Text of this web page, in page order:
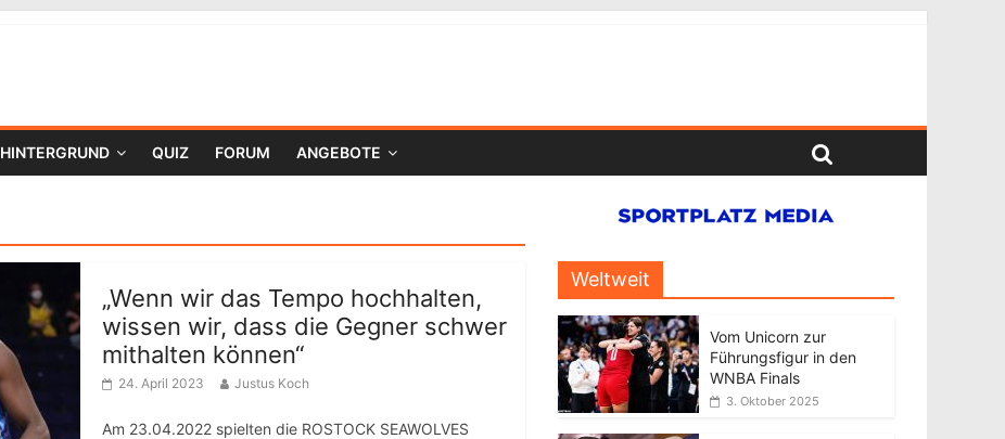
HINTERGRUND QUIZ FORUM ANGEBOTE
„Wenn wir das Tempo hochhalten,
wissen wir, dass die Gegner schwer
mithalten können“
24. April 2023 Justus Koch
Am 23.04.2022 spielten die ROSTOCK SEAWOLVES
Weltweit
Vom Unicorn zur
Führungsfigur in den
WNBA Finals
3. Oktober 2025